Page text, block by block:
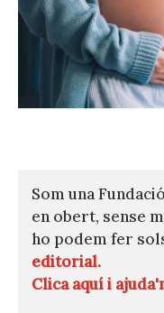
Som una
en obert, sense
ho podem fer
editorial.
Clica aquí i